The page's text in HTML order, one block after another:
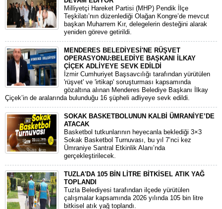
​Milliyetçi Hareket Partisi (MHP) Pendik İlçe
Teşkilatı’nın düzenlediği Olağan Kongre’de mevcut
başkan Muharrem Kır, delegelerin desteğini alarak
yeniden göreve getirildi.
MENDERES BELEDİYESİ'NE RÜŞVET
OPERASYONU:BELEDİYE BAŞKANI İLKAY
ÇİÇEK ADLİYEYE SEVK EDİLDİ
​İzmir Cumhuriyet Başsavcılığı tarafından yürütülen
'rüşvet' ve 'irtikap' soruşturması kapsamında
gözaltına alınan Menderes Belediye Başkanı İlkay
Çiçek’in de aralarında bulunduğu 16 şüpheli adliyeye sevk edildi.
SOKAK BASKETBOLUNUN KALBİ ÜMRANİYE’DE
ATACAK
Basketbol tutkunlarının heyecanla beklediği 3×3
Sokak Basketbol Turnuvası, bu yıl 7’nci kez
Ümraniye Santral Etkinlik Alanı’nda
gerçekleştirilecek.
TUZLA'DA 105 BİN LİTRE BİTKİSEL ATIK YAĞ
TOPLANDI
Tuzla Belediyesi tarafından ilçede yürütülen
çalışmalar kapsamında 2026 yılında 105 bin litre
bitkisel atık yağ toplandı.